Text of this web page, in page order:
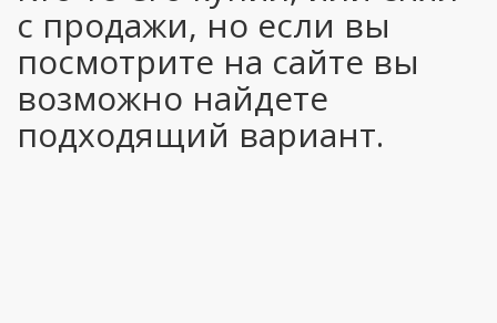
с продажи, но если вы
посмотрите на сайте вы
возможно найдете
подходящий вариант.